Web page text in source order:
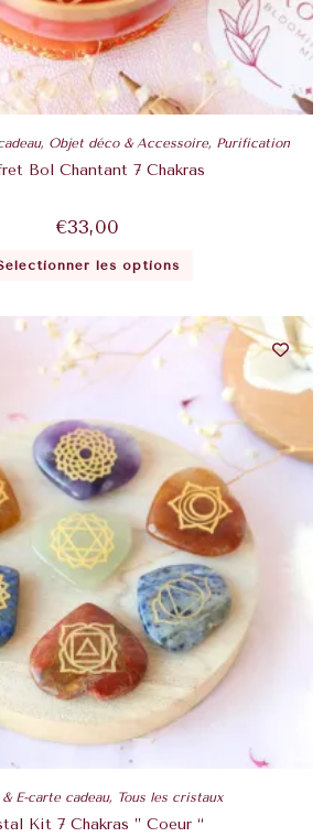
, Objet déco & Accessoire, Purification
Bol Chantant 7 Chakras
€33,00
les options
E-carte cadeau, Tous les cristaux
Kit 7 Chakras ” Coeur “